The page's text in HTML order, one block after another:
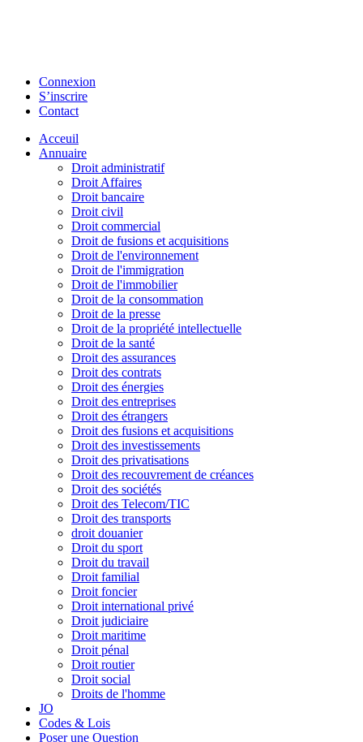
Connexion
S’inscrire
Contact
Acceuil
Annuaire
Droit administratif
Droit Affaires
Droit bancaire
Droit civil
Droit commercial
Droit de fusions et acquisitions
Droit de l'environnement
Droit de l'immigration
Droit de l'immobilier
Droit de la consommation
Droit de la presse
Droit de la propriété intellectuelle
Droit de la santé
Droit des assurances
Droit des contrats
Droit des énergies
Droit des entreprises
Droit des étrangers
Droit des fusions et acquisitions
Droit des investissements
Droit des privatisations
Droit des recouvrement de créances
Droit des sociétés
Droit des Telecom/TIC
Droit des transports
droit douanier
Droit du sport
Droit du travail
Droit familial
Droit foncier
Droit international privé
Droit judiciaire
Droit maritime
Droit pénal
Droit routier
Droit social
Droits de l'homme
JO
Codes & Lois
Poser une Question